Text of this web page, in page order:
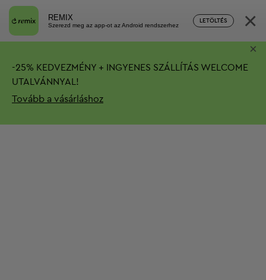
REMIX
Szerezd meg az app-ot az Android rendszerhez
LETÖLTÉS ×
-25% KEDVEZMÉNY + INGYENES SZÁLLÍTÁS WELCOME
UTALVÁNNYAL!
Tovább a vásárláshoz
×